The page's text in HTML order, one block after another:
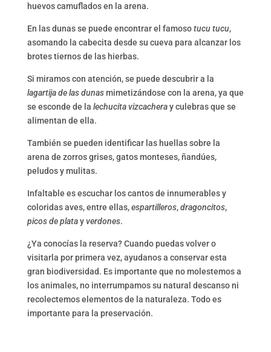
huevos camuflados en la arena.
En las dunas se puede encontrar el famosotucu tucu,
asomando la cabecita desde su cueva para alcanzar los
brotes tiernos de las hierbas.
Si miramos con atención, se puede descubrir a la
lagartija de las dunasmimetizándose con la arena, ya que
se esconde de la lechucita vizcacheray culebras que se
alimentan de ella.
También se pueden identificar las huellas sobre la
arena de zorros grises, gatos monteses, ñandúes,
peludos y mulitas.
Infaltable es escuchar los cantos de innumerables y
coloridas aves, entre ellas,espartilleros,dragoncitos,
picos de platayverdones.
¿Ya conocías la reserva? Cuando puedas volver o
visitarla por primera vez, ayudanos a conservar esta
gran biodiversidad. Es importante que no molestemos a
los animales, no interrumpamos su natural descanso ni
recolectemos elementos de la naturaleza. Todo es
importante para la preservación.